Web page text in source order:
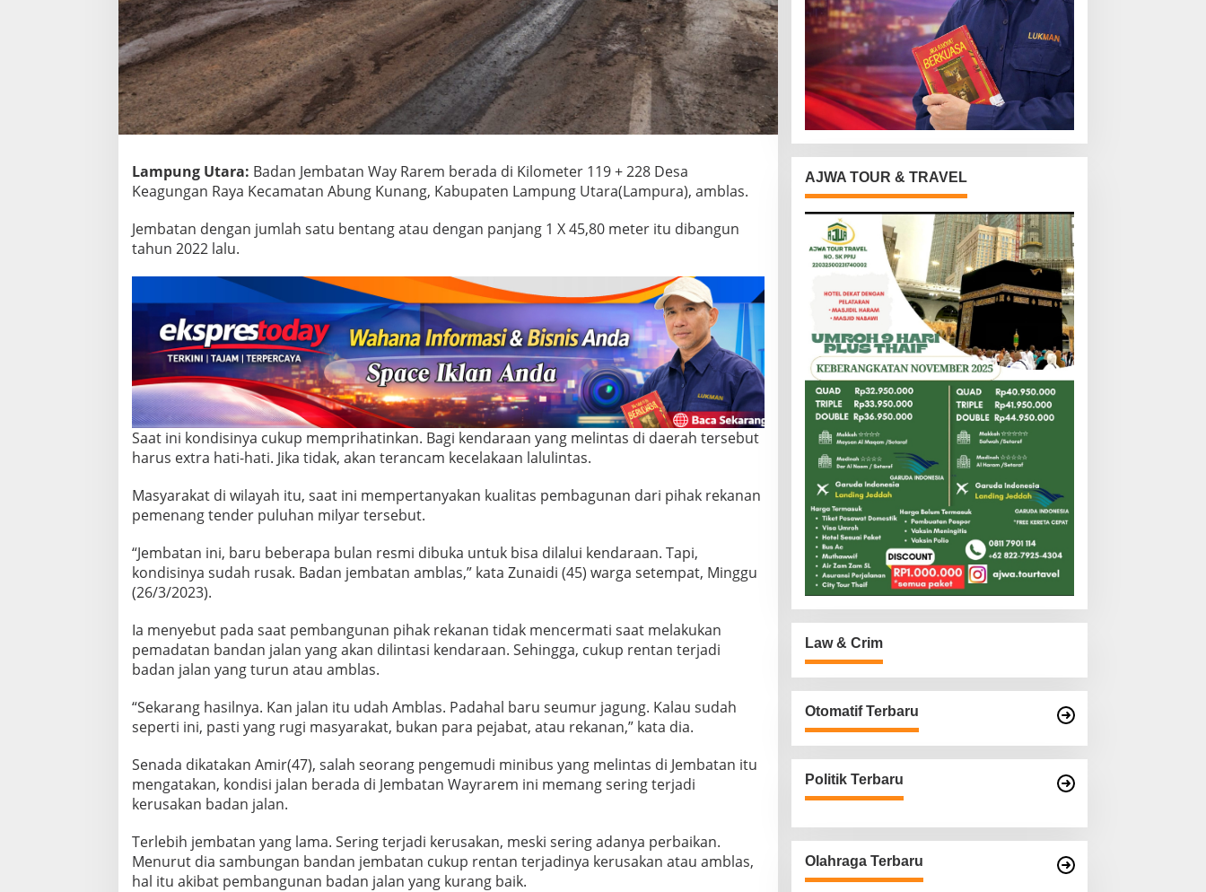
J
a
l
a
n
L
i
n
t
s
S
u
a
r
a
d
i
L
a
m
p
u
n
g
U
a
r
a
m
b
Lampung Utara: Badan Jembatan Way Rarem berada di Kilometer 119 + 228 Desa
Keagungan Raya Kecamatan Abung Kunang, Kabupaten Lampung Utara(Lampura), amblas.
Jembatan dengan jumlah satu bentang atau dengan panjang 1 X 45,80 meter itu dibangun
tahun 2022 lalu.
Saat ini kondisinya cukup memprihatinkan. Bagi kendaraan yang melintas di daerah tersebut
harus extra hati-hati. Jika tidak, akan terancam kecelakaan lalulintas.
Masyarakat di wilayah itu, saat ini mempertanyakan kualitas pembagunan dari pihak rekanan
pemenang tender puluhan milyar tersebut.
“Jembatan ini, baru beberapa bulan resmi dibuka untuk bisa dilalui kendaraan. Tapi,
kondisinya sudah rusak. Badan jembatan amblas,” kata Zunaidi (45) warga setempat, Minggu
(26/3/2023).
Ia menyebut pada saat pembangunan pihak rekanan tidak mencermati saat melakukan
pemadatan bandan jalan yang akan dilintasi kendaraan. Sehingga, cukup rentan terjadi
badan jalan yang turun atau amblas.
“Sekarang hasilnya. Kan jalan itu udah Amblas. Padahal baru seumur jagung. Kalau sudah
seperti ini, pasti yang rugi masyarakat, bukan para pejabat, atau rekanan,” kata dia.
Senada dikatakan Amir(47), salah seorang pengemudi minibus yang melintas di Jembatan itu
mengatakan, kondisi jalan berada di Jembatan Wayrarem ini memang sering terjadi
kerusakan badan jalan.
Terlebih jembatan yang lama. Sering terjadi kerusakan, meski sering adanya perbaikan.
Menurut dia sambungan bandan jembatan cukup rentan terjadinya kerusakan atau amblas,
hal itu akibat pembangunan badan jalan yang kurang baik.
AJWA TOUR & TRAVEL
Law & Crim
Otomatif Terbaru
Politik Terbaru
Olahraga Terbaru